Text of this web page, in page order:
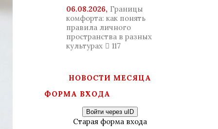
06.08.2026, Границы
комфорта: как понять
правила личного
пространства в разных
культурах
117
НОВОСТИ МЕСЯЦА
ФОРМА ВХОДА
Войти через uID
Старая форма входа